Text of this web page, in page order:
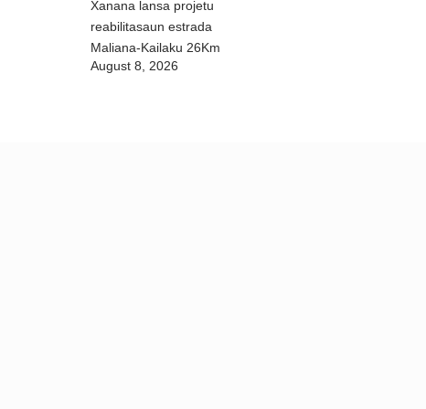
Xanana lansa projetu
reabilitasaun estrada
Maliana-Kailaku 26Km
August 8, 2026